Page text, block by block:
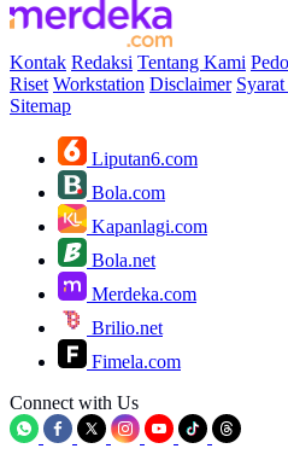
Kontak Redaksi Tentang Kami
Riset Workstation Disclaimer
Sitemap
Liputan6.com
Bola.com
Kapanlagi.com
Bola.net
Merdeka.com
Brilio.net
Fimela.com
Connect with Us